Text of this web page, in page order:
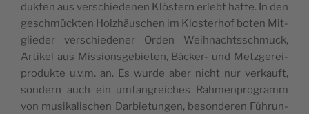
duk­ten aus vers­chie­de­nen Klös­tern erlebt hat­te. In den
gesch­mück­ten Holzhäus­chen im Klos­terhof boten Mit­
glie­der vers­chie­de­ner Orden Weih­nachtssch­muck,
Arti­kel aus Mis­sions­ge­bie­ten, Bäc­ker- und Metz­ge­rei­
pro­duk­te u.v.m. an. Es wur­de aber nicht nur ver­kauft,
son­dern auch ein umfan­grei­ches Rah­men­pro­gramm
von musi­ka­lis­chen Dar­bie­tun­gen, beson­de­ren Füh­run­